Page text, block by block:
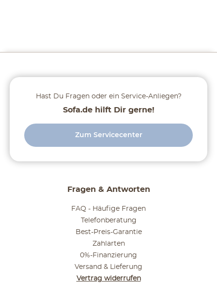
Fragen & Antworten
FAQ - Häufige Fragen
Telefonberatung
Best-Preis-Garantie
Zahlarten
0%-Finanzierung
Versand & Lieferung
Vertrag widerrufen
Hast Du Fragen oder ein Service-Anliegen?
Sofa.de hilft Dir gerne!
Zum Servicecenter